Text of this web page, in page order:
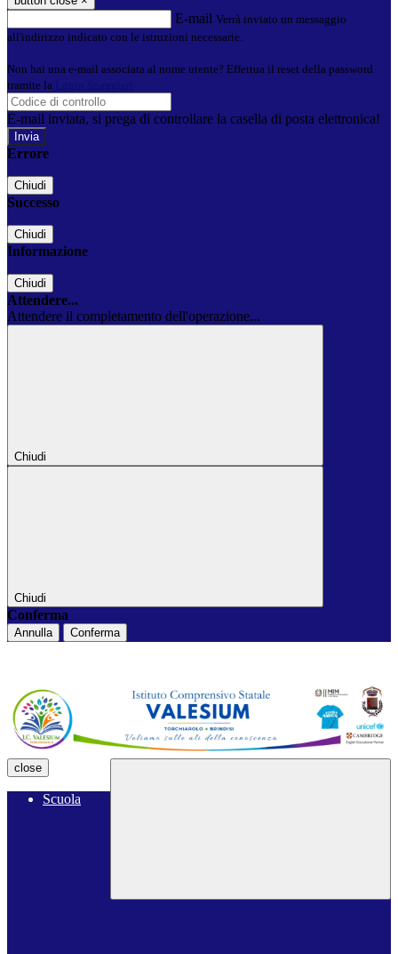
E-mail Verrà inviato un messaggio
all'indirizzo indicato con le istruzioni necessarie.
Non hai una e-mail associata al nome utente? Effettua il reset della password
tramite la
E-mail inviata, si prega di controllare la casella di posta elettronica!
Errore
Chiudi
Successo
Chiudi
Informazione
Chiudi
Attendere...
Attendere il completamento dell'operazione...
Chiudi
Chiudi
Conferma
Annulla Conferma
close
Scuola